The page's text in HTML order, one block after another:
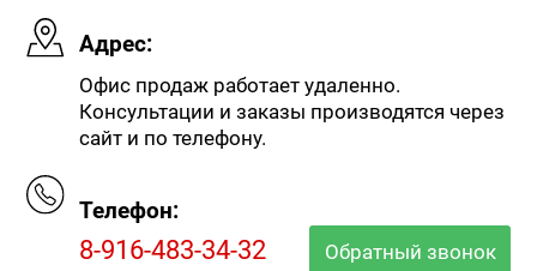
Адрес:
Офис продаж работает удаленно.
Консультации и заказы производятся через
сайт и по телефону.
Телефон:
8-916-483-34-32 Обратный звонок